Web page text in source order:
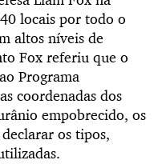
locais por todo o
altos níveis de
Fox referiu que o
Programa
coordenadas dos
empobrecido, os
os tipos,